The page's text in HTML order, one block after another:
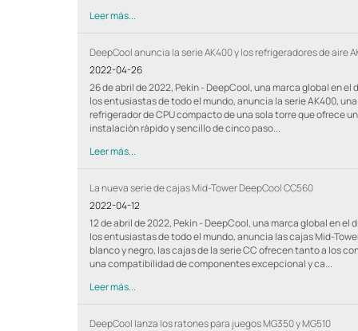
Leer más...
DeepCool anuncia la serie AK400 y los refrigeradores de aire
2022-04-26
26 de abril de 2022, Pekín - DeepCool, una marca global en
los entusiastas de todo el mundo, anuncia la serie AK400,
refrigerador de CPU compacto de una sola torre que ofrece
instalación rápido y sencillo de cinco paso...
Leer más...
La nueva serie de cajas Mid-Tower DeepCool CC560
2022-04-12
12 de abril de 2022, Pekín - DeepCool, una marca global en
los entusiastas de todo el mundo, anuncia las cajas Mid-
blanco y negro, las cajas de la serie CC ofrecen tanto a los
una compatibilidad de componentes excepcional y ca...
Leer más...
DeepCool lanza los ratones para juegos MG350 y MG510